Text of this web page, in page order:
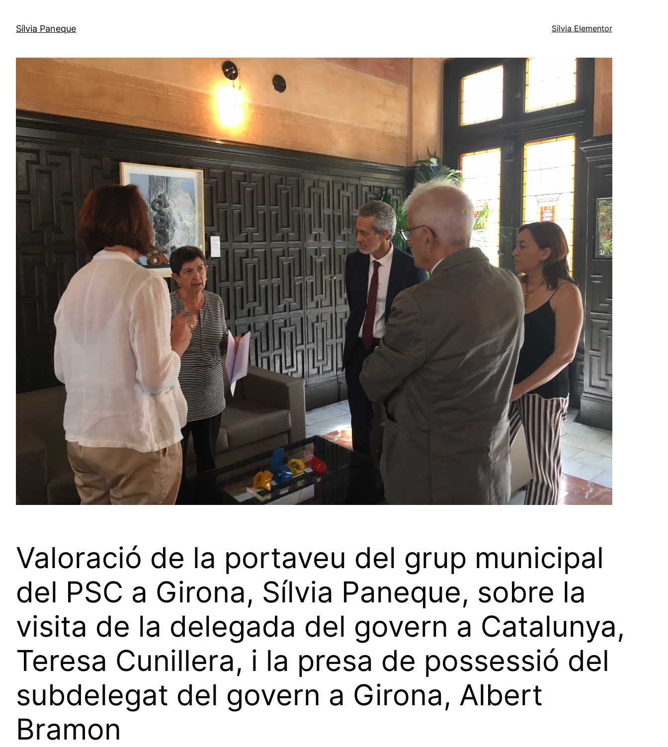
Sílvia Paneque Sílvia Elementor
Valoració de la portaveu del grup municipal
del PSC a Girona, Sílvia Paneque, sobre la
visita de la delegada del govern a Catalunya,
Teresa Cunillera, i la presa de possessió del
subdelegat del govern a Girona, Albert
Bramon